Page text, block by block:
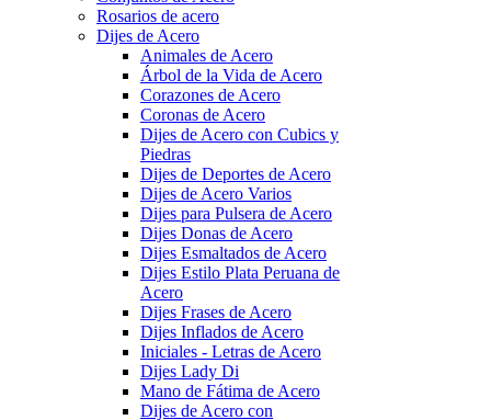
Rosarios de acero
Dijes de Acero
Animales de Acero
Árbol de la Vida de Acero
Corazones de Acero
Coronas de Acero
Dijes de Acero con Cubics y
Piedras
Dijes de Deportes de Acero
Dijes de Acero Varios
Dijes para Pulsera de Acero
Dijes Donas de Acero
Dijes Esmaltados de Acero
Dijes Estilo Plata Peruana de
Acero
Dijes Frases de Acero
Dijes Inflados de Acero
Iniciales - Letras de Acero
Dijes Lady Di
Mano de Fátima de Acero
Dijes de Acero con